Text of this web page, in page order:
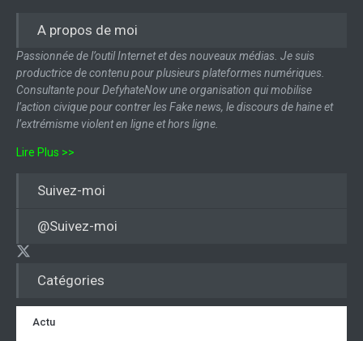
Catégories
Actu
A propos de moi
Passionnée de l’outil Internet et des nouveaux médias. Je suis
productrice de contenu pour plusieurs plateformes numériques.
Consultante pour DefyhateNow une organisation qui mobilise
l’action civique pour contrer les Fake news, le discours de haine et
l’extrémisme violent en ligne et hors ligne.
Lire Plus >>
Suivez-moi
@Suivez-moi